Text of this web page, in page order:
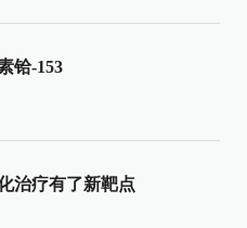
铪-153
治疗有了新靶点